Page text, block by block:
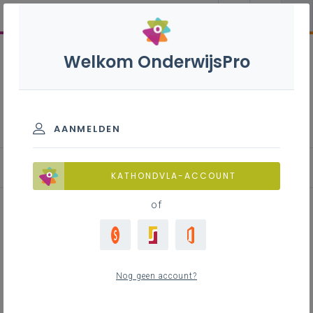
Blog
Breid je internationaal netwerk
Welkom OnderwijsPro
AANMELDEN
KATHONDVLA-ACCOUNT
of
Nog geen account?